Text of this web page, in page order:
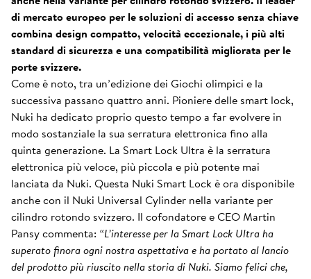
di mercato europeo per le soluzioni di accesso senza chiave
combina design compatto, velocità eccezionale, i più alti
standard di sicurezza e una compatibilità migliorata per le
porte svizzere.
Come è noto, tra un’edizione dei Giochi olimpici e la
successiva passano quattro anni. Pioniere delle smart lock,
Nuki ha dedicato proprio questo tempo a far evolvere in
modo sostanziale la sua serratura elettronica fino alla
quinta generazione. La Smart Lock Ultra è la serratura
elettronica più veloce, più piccola e più potente mai
lanciata da Nuki. Questa Nuki Smart Lock è ora disponibile
anche con il Nuki Universal Cylinder nella variante per
cilindro rotondo svizzero. Il cofondatore e CEO Martin
Pansy commenta: “L’interesse per la Smart Lock Ultra ha
superato finora ogni nostra aspettativa e ha portato al lancio
del prodotto più riuscito nella storia di Nuki. Siamo felici che,